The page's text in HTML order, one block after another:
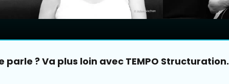
? Va plus loin avec TEMPO Structuration.